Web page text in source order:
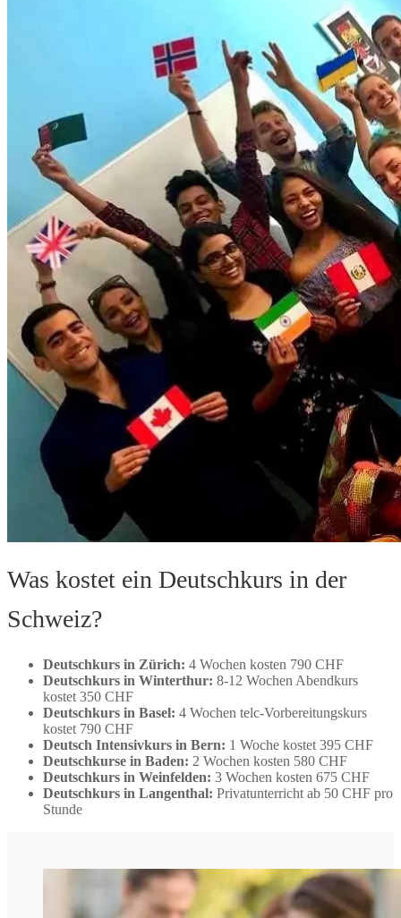
Was kostet ein Deutschkurs in der
Schweiz?
Deutschkurs in Zürich: 4 Wochen kosten 790 CHF
Deutschkurs in Winterthur: 8-12 Wochen Abendkurs
kostet 350 CHF
Deutschkurs in Basel: 4 Wochen telc-Vorbereitungskurs
kostet 790 CHF
Deutsch Intensivkurs in Bern: 1 Woche kostet 395 CHF
Deutschkurse in Baden: 2 Wochen kosten 580 CHF
Deutschkurs in Weinfelden: 3 Wochen kosten 675 CHF
Deutschkurs in Langenthal: Privatunterricht ab 50 CHF pro
Stunde